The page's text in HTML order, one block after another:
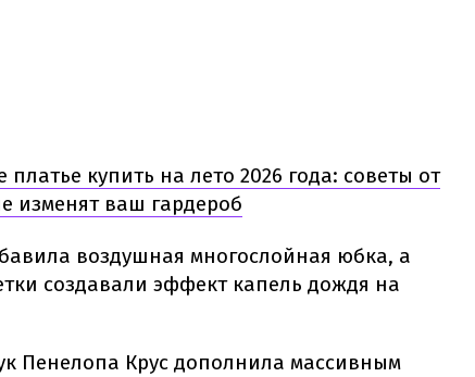
платье купить на лето 2026 года: советы от
изменят ваш гардероб
воздушная многослойная юбка, а
создавали эффект капель дождя на
Пенелопа Крус дополнила массивным